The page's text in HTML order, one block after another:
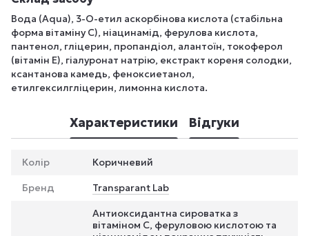
Вода (Aqua), 3-О-етил аскорбінова кислота (стабільна
форма вітаміну С), ніацинамід, ферулова кислота,
пантенол, гліцерин, пропандіол, алантоїн, токоферол
(вітамін Е), гіалуронат натрію, екстракт кореня солодки,
ксантанова камедь, феноксиетанол,
етилгексилгліцерин, лимонна кислота.
Характеристики Відгуки
Колір Коричневий
Бренд Transparant Lab
Антиоксидантна сироватка з
вітаміном С, феруловою кислотою та